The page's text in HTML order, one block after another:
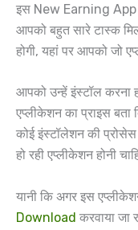
इस New Earning
आपको बहुत सारे टास्क
होगी, यहां पर आपको जो
आपको उन्हें इंस्टॉल करना
एप्लीकेशन का प्राइस बता
कोई इंस्टॉलेशन की प्रोसेस
हो रही एप्लीकेशन होनी
यानी कि अगर इस
Download करवाया